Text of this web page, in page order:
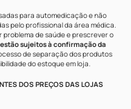
para automedicação e não
pelo profissional da área médica.
de saúde e prescrever o
sujeitos à confirmação da
de separação dos produtos
do estoque em loja.
DOS PREÇOS DAS LOJAS